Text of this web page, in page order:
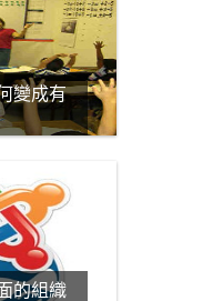
變成有
的組織